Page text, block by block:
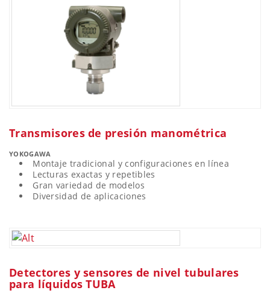
Transmisores de presión manométrica
YOKOGAWA
Montaje tradicional y configuraciones en línea
Lecturas exactas y repetibles
Gran variedad de modelos
Diversidad de aplicaciones
Detectores y sensores de nivel tubulares
para líquidos TUBA